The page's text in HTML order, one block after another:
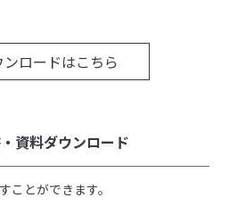
ンロードはこちら
資料ダウンロード
ことができます。